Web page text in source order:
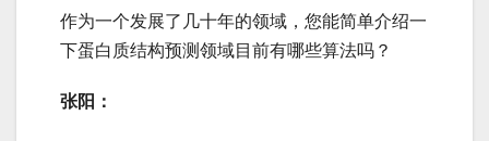
作为一个发展了几十年的领域，您能简单介绍一
下蛋白质结构预测领域目前有哪些算法吗？
张阳：